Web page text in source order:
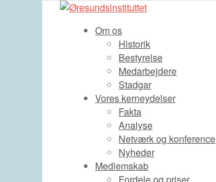
Om os
Historik
Bestyrelse
Medarbejdere
Stadgar
Vores kerneydelser
Fakta
Analyse
Netværk og konference
Nyheder
Medlemskab